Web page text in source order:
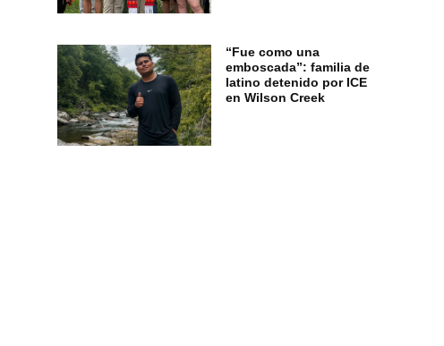
“Fue como una
emboscada”: familia de
latino detenido por ICE
en Wilson Creek